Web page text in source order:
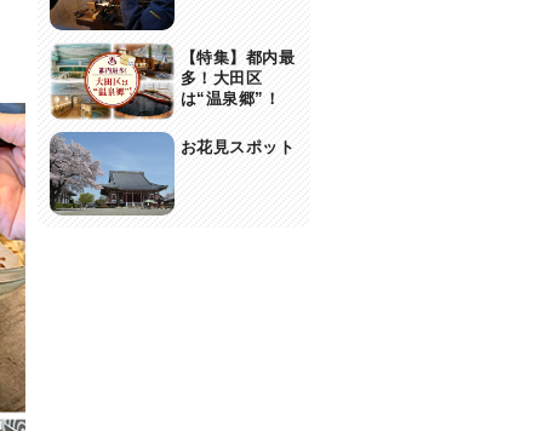
【特集】都内最
多！大田区
は“温泉郷”！
お花見スポット